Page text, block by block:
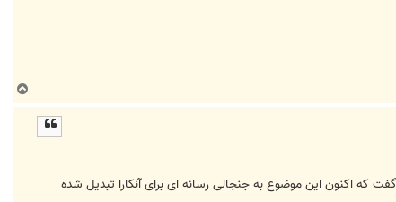
ا
که اکنون این موضوع به جنجالی رسانه ای برای آنکارا تبدیل شده